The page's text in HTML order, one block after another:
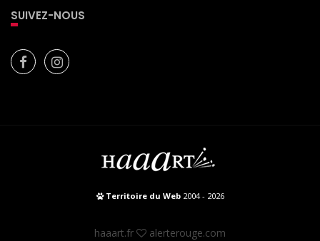
SUIVEZ-NOUS
Territoire du Web2004 - 2026
haaart.fr alerterouge.com